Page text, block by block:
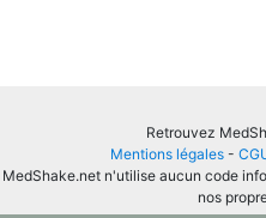
Retrouvez
Mentions légales -
MedShake.net n'utilise aucun code
nos